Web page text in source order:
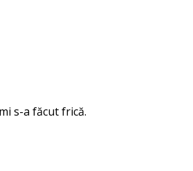
s-a făcut frică.